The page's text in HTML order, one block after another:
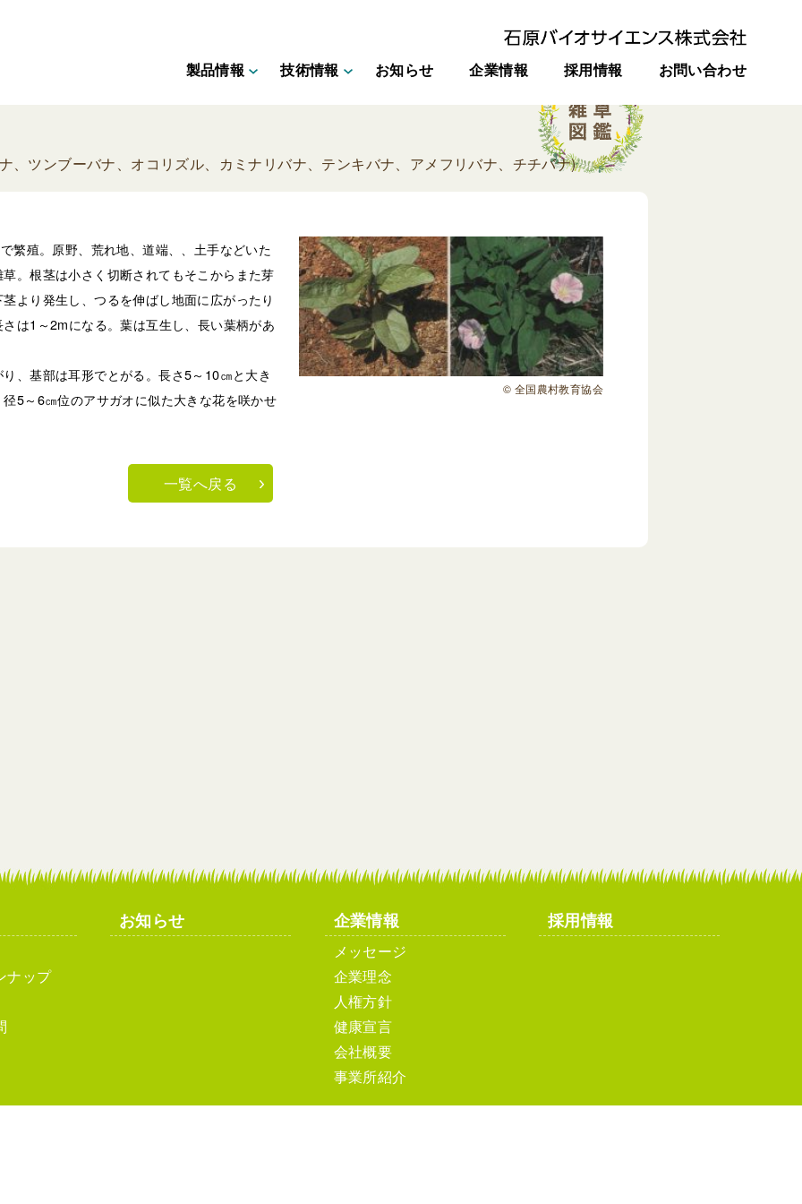
製品情報 技術情報 お知らせ 企業情報 採用情報 お問い合わせ
、ツンブーバナ、オコリズル、カミナリバナ、テンキバナ、アメフリバナ、チチバナ)
© 全国農村教育協会
繁殖。原野、荒れ地、道端、、土手などいた
。根茎は小さく切断されてもそこからまた芽
より発生し、つるを伸ばし地面に広がったり
は1～2mになる。葉は互生し、長い葉柄があ
、基部は耳形でとがる。長さ5～10㎝と大き
5～6㎝位のアサガオに似た大きな花を咲かせ
一覧へ戻る
ナップ
お知らせ 企業情報
メッセージ
企業理念
人権方針
健康宣言
会社概要
事業所紹介
採用情報